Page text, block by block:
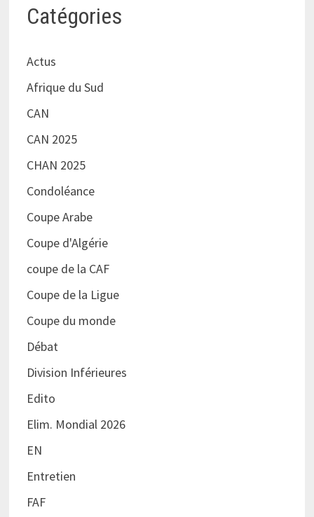
Catégories
Actus
Afrique du Sud
CAN
CAN 2025
CHAN 2025
Condoléance
Coupe Arabe
Coupe d'Algérie
coupe de la CAF
Coupe de la Ligue
Coupe du monde
Débat
Division Inférieures
Edito
Elim. Mondial 2026
EN
Entretien
FAF